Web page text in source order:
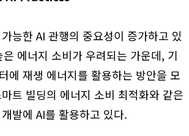
능한 AI 관행의 중요성이 증가하고 있
에너지 소비가 우려되는 가운데, 기
에 재생 에너지를 활용하는 방안을 모
트 빌딩의 에너지 소비 최적화와 같은
발에 AI를 활용하고 있다.